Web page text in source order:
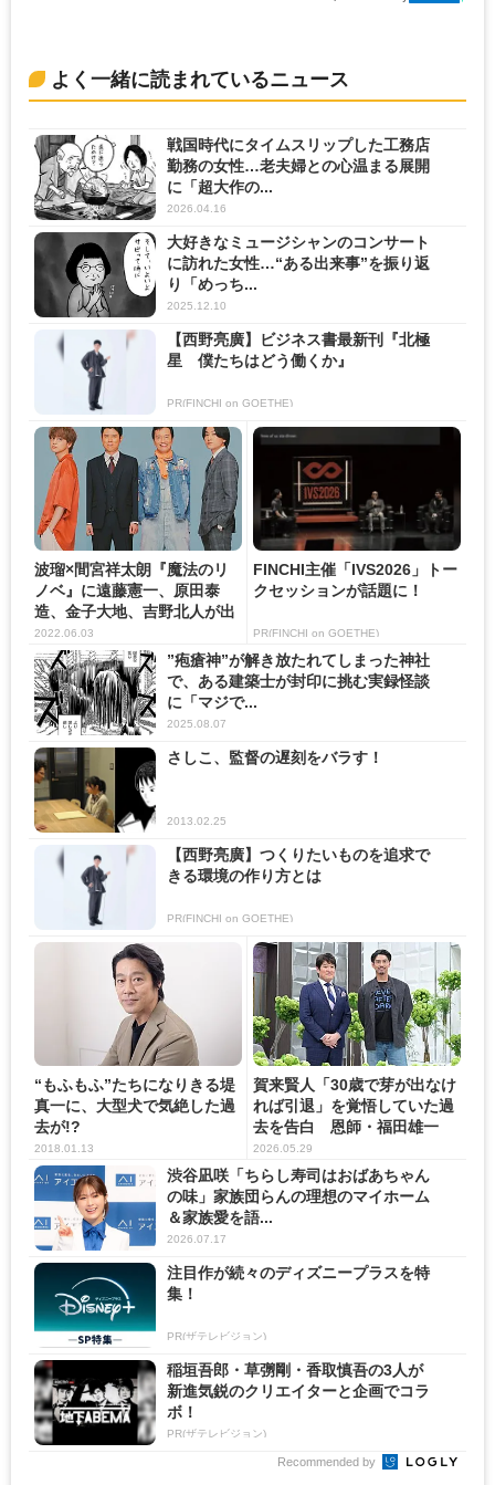
よく一緒に読まれているニュース
戦国時代にタイムスリップした工務店
勤務の女性…老夫婦との心温まる展開
に「超大作の...
2026.04.16
大好きなミュージシャンのコンサート
に訪れた女性…“ある出来事”を振り返
り「めっち...
2025.12.10
【西野亮廣】ビジネス書最新刊『北極
星 僕たちはどう働くか』
PR(FINCHI on GOETHE)
波瑠×間宮祥太朗『魔法のリ
ノベ』に遠藤憲一、原田泰
造、金子大地、吉野北人が出
演！...
2022.06.03
FINCHI主催「IVS2026」トー
クセッションが話題に！
PR(FINCHI on GOETHE)
”疱瘡神”が解き放たれてしまった神社
で、ある建築士が封印に挑む実録怪談
に「マジで...
2025.08.07
さしこ、監督の遅刻をバラす！
2013.02.25
【西野亮廣】つくりたいものを追求で
きる環境の作り方とは
PR(FINCHI on GOETHE)
“もふもふ”たちになりきる堤
真一に、大型犬で気絶した過
去が!?
2018.01.13
賀来賢人「30歳で芽が出なけ
れば引退」を覚悟していた過
去を告白 恩師・福田雄一
と...
2026.05.29
渋谷凪咲「ちらし寿司はおばあちゃん
の味」家族団らんの理想のマイホーム
＆家族愛を語...
2026.07.17
注目作が続々のディズニープラスを特
集！
PR(ザテレビジョン)
稲垣吾郎・草彅剛・香取慎吾の3人が
新進気鋭のクリエイターと企画でコラ
ボ！
PR(ザテレビジョン)
Recommended by